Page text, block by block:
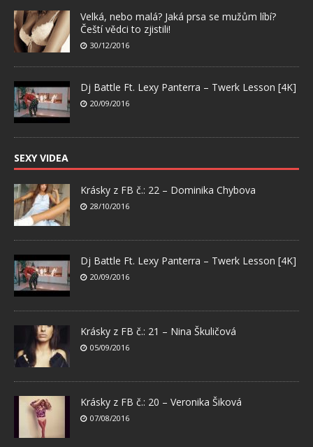
Velká, nebo malá? Jaká prsa se mužům líbí?
Čeští vědci to zjistili!
30/12/2016
Dj Battle Ft. Lexy Panterra – Twerk Lesson [4K]
20/09/2016
SEXY VIDEA
Krásky z FB č.: 22 – Dominika Chybova
28/10/2016
Dj Battle Ft. Lexy Panterra – Twerk Lesson [4K]
20/09/2016
Krásky z FB č.: 21 – Nina Škuličová
05/09/2016
Krásky z FB č.: 20 – Veronika Šiková
07/08/2016